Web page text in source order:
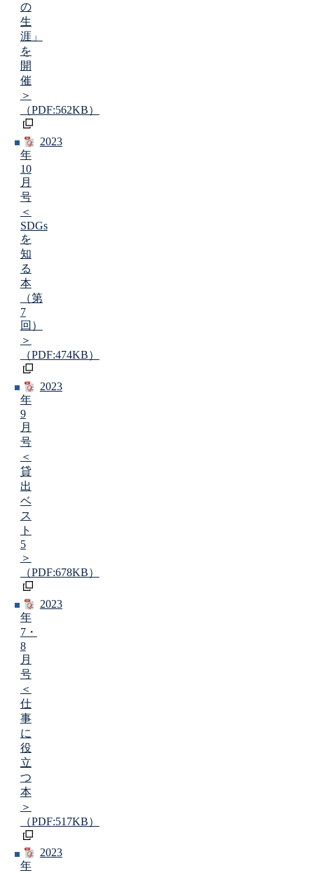
の
生
涯」
を
開
催
＞
（PDF:562KB）
2023
年
10
月
号
＜
SDGs
を
知
る
本
（第
7
回）
＞
（PDF:474KB）
2023
年
9
月
号
＜
貸
出
ベ
ス
ト
5
＞
（PDF:678KB）
2023
年
7・
8
月
号
＜
仕
事
に
役
立
つ
本
＞
（PDF:517KB）
2023
年